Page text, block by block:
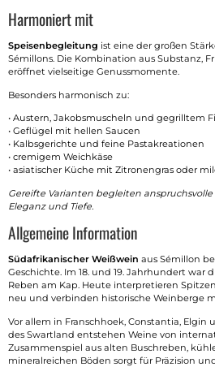
Harmoniert mit
Speisenbegleitung ist eine der großen
Sémillons. Die Kombination aus Substanz,
eröffnet vielseitige Genussmomente.
Besonders harmonisch zu:
• Austern, Jakobsmuscheln und gegrilltem
• Geflügel mit hellen Saucen
• Kalbsgerichte und feine Pastakreationen
• cremigem Weichkäse
• asiatischer Küche mit Zitronengras oder
Gereifte Varianten begleiten
Eleganz und Tiefe.
Allgemeine Information
Südafrikanischer Weißwein aus Sémillon
Geschichte. Im 18. und 19. Jahrhundert war
Reben am Kap. Heute interpretieren
neu und verbinden historische Weinberge
Vor allem in Franschhoek, Constantia, Elgin
des Swartland entstehen Weine von
Zusammenspiel aus alten Buschreben,
mineralreichen Böden sorgt für Präzision